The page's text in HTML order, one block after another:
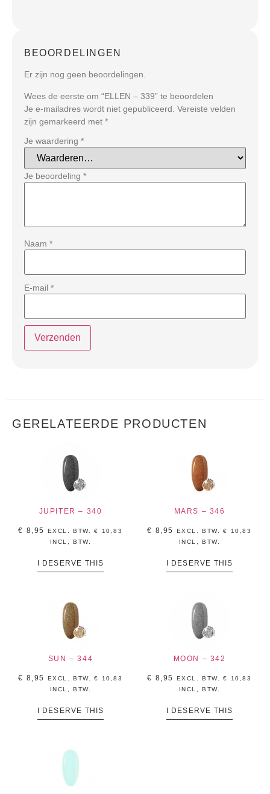
BEOORDELINGEN
Er zijn nog geen beoordelingen.
Wees de eerste om “ELLEN – 339” te beoordelen
Je e-mailadres wordt niet gepubliceerd. Vereiste velden
zijn gemarkeerd met *
Je waardering *
Je beoordeling *
Naam *
E-mail *
GERELATEERDE PRODUCTEN
JUPITER – 340
€ 8,95 EXCL. BTW.€
10,83
INCL, BTW.
I DESERVE THIS
MARS – 346
€ 8,95 EXCL. BTW.€
10,83
INCL, BTW.
I DESERVE THIS
SUN – 344
€ 8,95 EXCL. BTW.€
10,83
INCL, BTW.
I DESERVE THIS
MOON – 342
€ 8,95 EXCL. BTW.€
10,83
INCL, BTW.
I DESERVE THIS